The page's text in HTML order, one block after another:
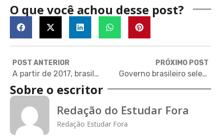
O que você achou desse post?
POST ANTERIOR
A partir de 2017, brasileiros precisarão pagar para estudar na Finlândia
PRÓXIMO POST
Governo brasileiro seleciona cinco alunos para estágio na NASA
Sobre o escritor
Redação do Estudar Fora
Redação Estudar Fora